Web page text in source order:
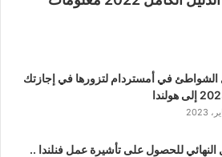
في أمستردام لتزورها في إجازتك
النهائي للحصول على تأشيرة عمل فنلندا ..